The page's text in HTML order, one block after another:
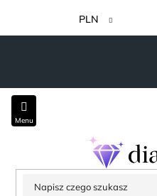
treści
PLN